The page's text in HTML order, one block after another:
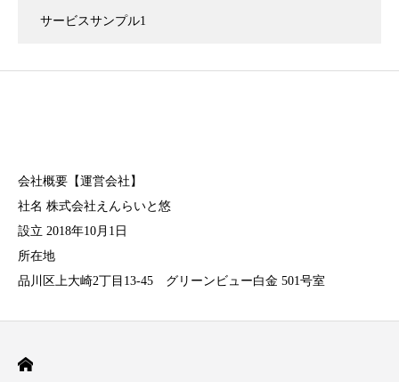
サービスサンプル1
会社概要【運営会社】
社名 株式会社えんらいと悠
設立 2018年10月1日
所在地
品川区上大崎2丁目13-45 グリーンビュー白金 501号室